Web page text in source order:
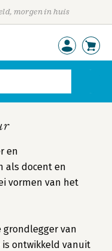
morgen in huis
en
als docent en
vormen van het
grondlegger van
is ontwikkeld vanuit